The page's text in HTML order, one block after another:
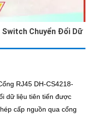
Switch Chuyển Đổi Dữ
RJ45 DH-CS4218-
dữ liệu tiên tiến được
cấp nguồn qua cổng